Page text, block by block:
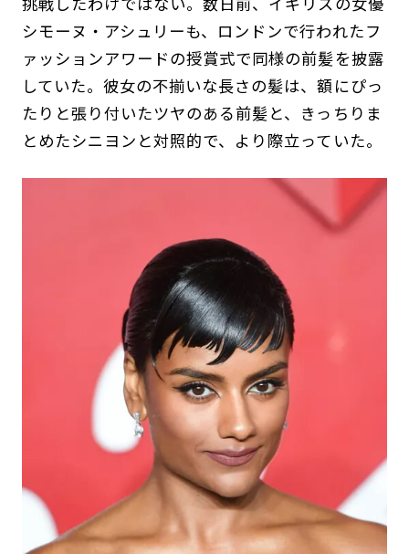
シモーヌ・アシュリーも、ロンドンで行われたフ
ァッションアワードの授賞式で同様の前髪を披露
していた。彼女の不揃いな長さの髪は、額にぴっ
たりと張り付いたツヤのある前髪と、きっちりま
とめたシニヨンと対照的で、より際立っていた。